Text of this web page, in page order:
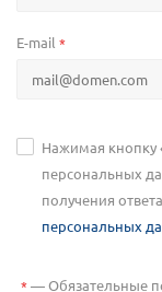
E-mail *
Нажимая кнопку
персональных
получения
персональных
*—Обязательные